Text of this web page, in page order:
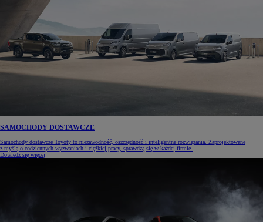
SAMOCHODY DOSTAWCZE
Samochody dostawcze Toyoty to niezawodność, oszczędność i inteligentne rozwiązania. Zaprojektowane
z myślą o codziennych wyzwaniach i ciężkiej pracy, sprawdzą się w każdej firmie.
Dowiedz się więcej